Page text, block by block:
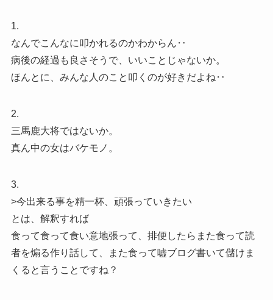
1.
なんでこんなに叩かれるのかわからん‥
病後の経過も良さそうで、いいことじゃないか。
ほんとに、みんな人のこと叩くのが好きだよね‥
2.
三馬鹿大将ではないか。
真ん中の女はバケモノ。
3.
>今出来る事を精一杯、頑張っていきたい
とは、解釈すれば
食って食って食い意地張って、排便したらまた食って読
者を煽る作り話して、また食って嘘ブログ書いて儲けま
くると言うことですね？